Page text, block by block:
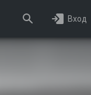
Вход